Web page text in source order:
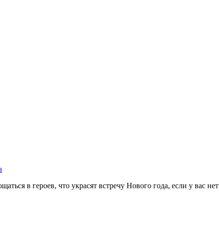
в героев, что украсят встречу Нового года, если у вас